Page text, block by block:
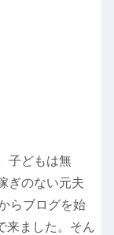
子どもは無
ぎのない元夫
らブログを始
来ました。そん